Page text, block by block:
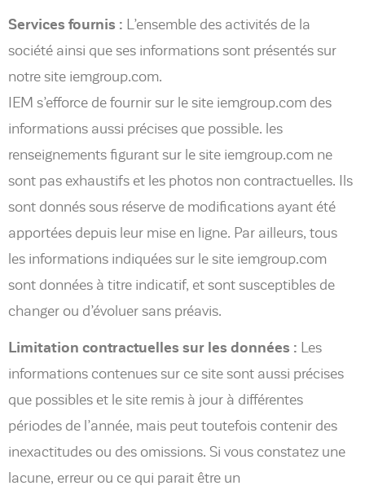
Services fournis : L’ensemble des activités de la
société ainsi que ses informations sont présentés sur
notre site iemgroup.com.
IEM s’efforce de fournir sur le site iemgroup.com des
informations aussi précises que possible. les
renseignements figurant sur le site iemgroup.com ne
sont pas exhaustifs et les photos non contractuelles. Ils
sont donnés sous réserve de modifications ayant été
apportées depuis leur mise en ligne. Par ailleurs, tous
les informations indiquées sur le site iemgroup.com
sont données à titre indicatif, et sont susceptibles de
changer ou d’évoluer sans préavis.
Limitation contractuelles sur les données : Les
informations contenues sur ce site sont aussi précises
que possibles et le site remis à jour à différentes
périodes de l’année, mais peut toutefois contenir des
inexactitudes ou des omissions. Si vous constatez une
lacune, erreur ou ce qui parait être un